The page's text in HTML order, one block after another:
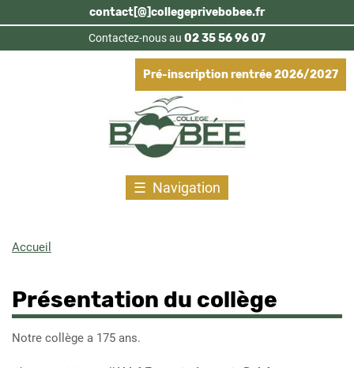
Aller
au
contenu
principal
contact[@]collegeprivebobee.fr
Contactez-nous au 02 35 56 96 07
Pré-inscription rentrée 2026/2027
Navigation
Accueil
Présentation du collège
Notre collège a 175 ans.